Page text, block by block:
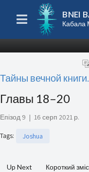
BNEI
Кабала
Тайны вечной
Главы 18–20
Епізод 9 | 16 серп 2021 р.
Tags: Joshua
Up Next Короткий